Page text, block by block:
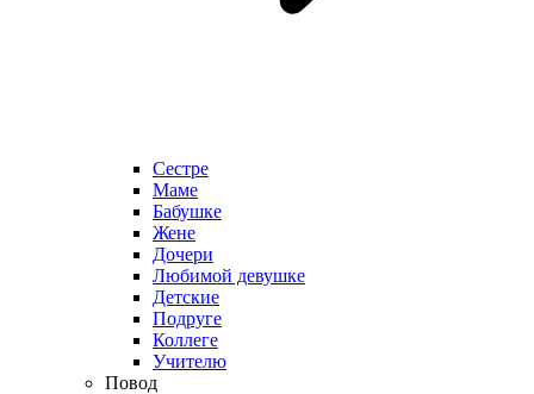
Сестре
Маме
Бабушке
Жене
Дочери
Любимой девушке
Детские
Подруге
Коллеге
Учителю
Повод